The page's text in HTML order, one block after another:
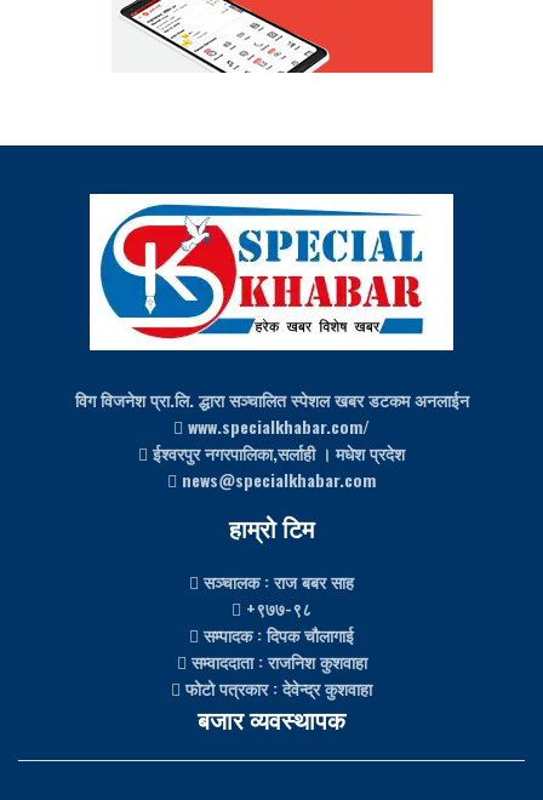
विग विजनेश प्रा.लि. द्धारा सञ्चालित स्पेशल खबर डटकम अनलाईन
www.specialkhabar.com/
ईश्‍वरपुर नगरपालिका,सर्लाही । मधेश प्रदेश
news@specialkhabar.com
हाम्रो टिम
सञ्चालक: राज बबर साह
+९७७-९८
सम्पादक: दिपक चौलागाई
सम्वाददाता: राजनिश कुशवाहा
फोटो पत्रकार: देवेन्द्र कुशवाहा
बजार व्यवस्थापक